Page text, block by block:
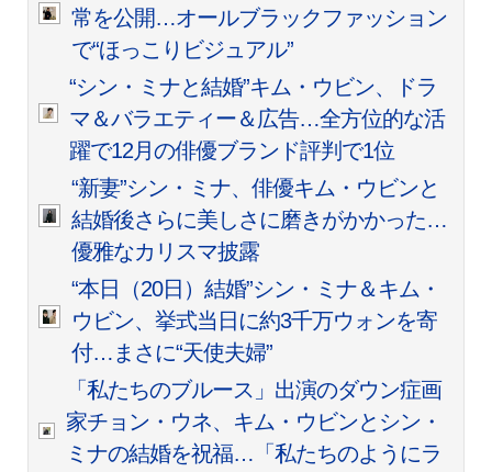
常を公開…オールブラックファッション
で“ほっこりビジュアル”
“シン・ミナと結婚”キム・ウビン、ドラ
マ＆バラエティー＆広告…全方位的な活
躍で12月の俳優ブランド評判で1位
“新妻”シン・ミナ、俳優キム・ウビンと
結婚後さらに美しさに磨きがかかった…
優雅なカリスマ披露
“本日（20日）結婚”シン・ミナ＆キム・
ウビン、挙式当日に約3千万ウォンを寄
付…まさに“天使夫婦”
「私たちのブルース」出演のダウン症画
家チョン・ウネ、キム・ウビンとシン・
ミナの結婚を祝福…「私たちのようにラ